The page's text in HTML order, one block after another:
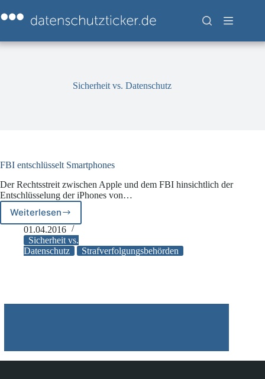
Inhalt
springen
Sicherheit vs. Datenschutz
FBI entschlüsselt Smartphones
Der Rechtsstreit zwischen Apple und dem FBI hinsichtlich der
Entschlüsselung der iPhones von…
Weiterlesen
FBI
entschlüsselt
Smartphones
01.04.2016
Sicherheit vs.
Datenschutz
Strafverfolgungsbehörden